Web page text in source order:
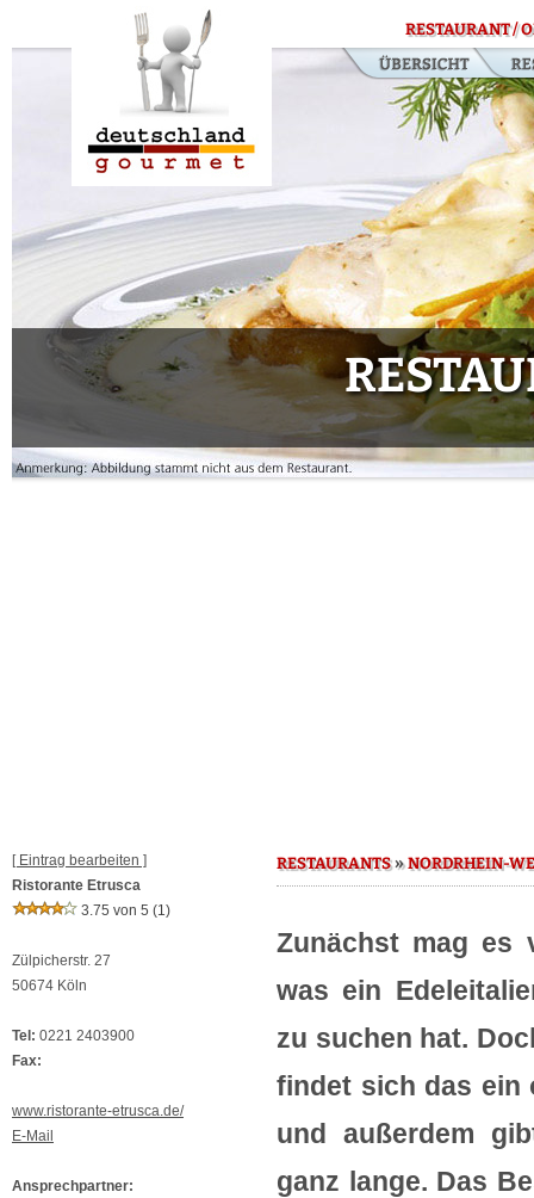
RESTAURANT /
[ Eintrag bearbeiten ]
Ristorante Etrusca
3.75 von 5 (1)
Zülpicherstr. 27
50674 Köln
Tel: 0221 2403900
Fax:
www.ristorante-etrusca.de/
E-Mail
Ansprechpartner:
RESTAURANTS»NORDRHEIN-
Zunächst mag es
was ein
zu suchen hat.
findet sich das ein
und außerdem
ganz lange. Das